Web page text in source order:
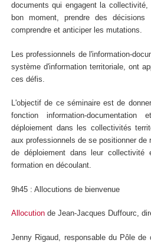
documents qui engagent la
bon moment, prendre des
comprendre et anticiper les mutations.
Les professionnels de l'information-
système d'information territoriale, ont
ces défis.
L'objectif de ce séminaire est de
fonction information-
déploiement dans les collectivités
aux professionnels de se positionner de
de déploiement dans leur collectivité
formation en découlant.
9h45 : Allocutions de bienvenue
Allocution de Jean-Jacques Duffourc,
Jenny Rigaud, responsable du Pôle de